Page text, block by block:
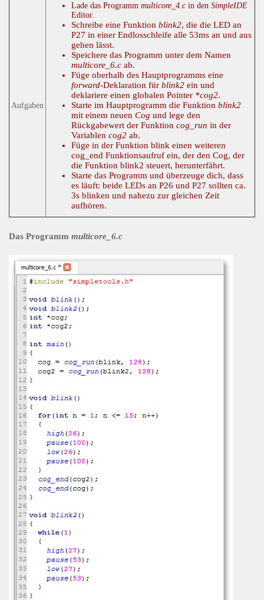
Aufgaben
Lade das Programm multicore_4.c in den SimpleIDE
Editor.
Schreibe eine Funktion blink2, die die LED an
P27 in einer Endlosschleife alle 53ms an und aus
gehen lässt.
Speichere das Programm unter dem Namen
multicore_6.c ab.
Füge oberhalb des Hauptprogramms eine
forward-Deklaration für blink2 ein und
deklariere einen globalen Pointer *cog2.
Starte im Hauptprogramm die Funktion blink2
mit einem neuen Cog und lege den
Rückgabewert der Funktion cog_run in der
Variablen cog2 ab.
Füge in der Funktion blink einen weiteren
cog_end Funktionsaufruf ein, der den Cog, der
die Funktion blink2 steuert, herunterfährt.
Starte das Programm und überzeuge dich, dass
es läuft: beide LEDs an P26 und P27 sollten ca.
3s blinken und nahezu zur gleichen Zeit
aufhören.
Das Programm multicore_6.c